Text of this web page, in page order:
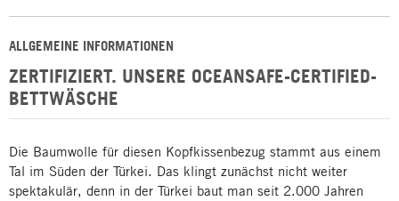
ALLGEMEINE INFORMATIONEN
ZERTIFIZIERT. UNSERE OCEANSAFE-CERTIFIED-
BETTWÄSCHE
Die Baumwolle für diesen Kopfkissenbezug stammt aus einem
Tal im Süden der Türkei. Das klingt zunächst nicht weiter
spektakulär, denn in der Türkei baut man seit 2.000 Jahren